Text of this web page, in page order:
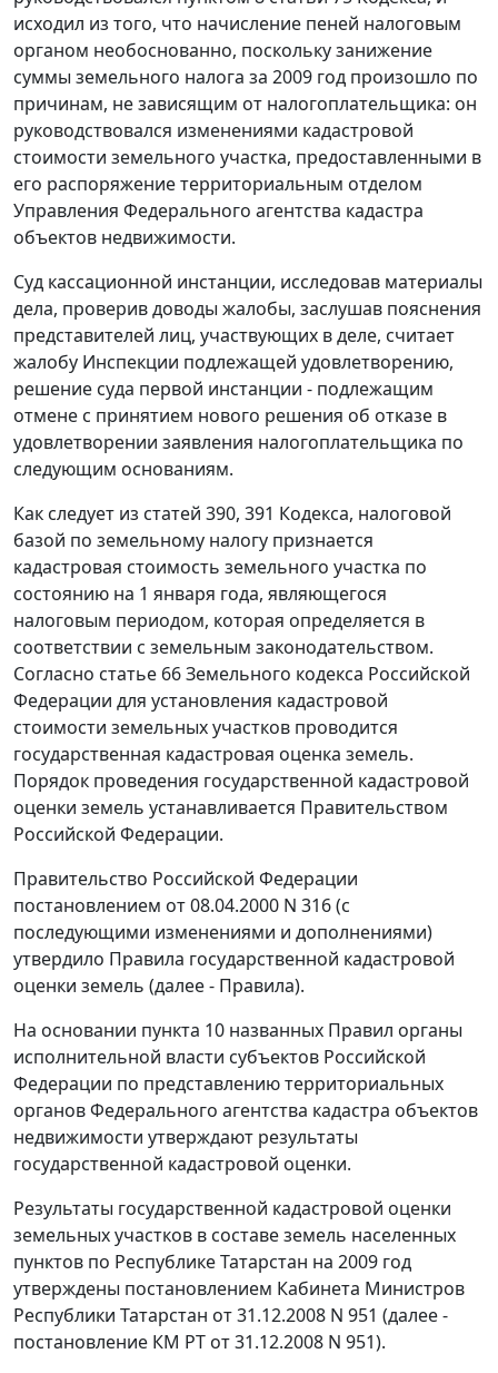
исходил из того, что начисление пеней налоговым
органом необоснованно, поскольку занижение
суммы земельного налога за 2009 год произошло по
причинам, не зависящим от налогоплательщика: он
руководствовался изменениями кадастровой
стоимости земельного участка, предоставленными в
его распоряжение территориальным отделом
Управления Федерального агентства кадастра
объектов недвижимости.
Суд кассационной инстанции, исследовав материалы
дела, проверив доводы жалобы, заслушав пояснения
представителей лиц, участвующих в деле, считает
жалобу Инспекции подлежащей удовлетворению,
решение суда первой инстанции - подлежащим
отмене с принятием нового решения об отказе в
удовлетворении заявления налогоплательщика по
следующим основаниям.
Как следует из статей 390, 391 Кодекса, налоговой
базой по земельному налогу признается
кадастровая стоимость земельного участка по
состоянию на 1 января года, являющегося
налоговым периодом, которая определяется в
соответствии с земельным законодательством.
Согласно статье 66Земельного кодекса Российской
Федерации для установления кадастровой
стоимости земельных участков проводится
государственная кадастровая оценка земель.
Порядок проведения государственной кадастровой
оценки земель устанавливается Правительством
Российской Федерации.
Правительство Российской Федерации
постановлением от 08.04.2000 N 316 (с
последующими изменениями и дополнениями)
утвердило Правила государственной кадастровой
оценки земель (далее - Правила).
На основании пункта 10 названных Правил органы
исполнительной власти субъектов Российской
Федерации по представлению территориальных
органов Федерального агентства кадастра объектов
недвижимости утверждают результаты
государственной кадастровой оценки.
Результаты государственной кадастровой оценки
земельных участков в составе земель населенных
пунктов по Республике Татарстан на 2009 год
утверждены постановлением Кабинета Министров
Республики Татарстан от 31.12.2008 N 951 (далее -
постановление КМ РТ от 31.12.2008 N 951).